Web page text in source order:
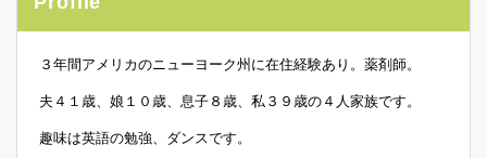
３年間アメリカのニューヨーク州に在住経験あり。薬剤師。
夫４１歳、娘１０歳、息子８歳、私３９歳の４人家族です。
趣味は英語の勉強、ダンスです。